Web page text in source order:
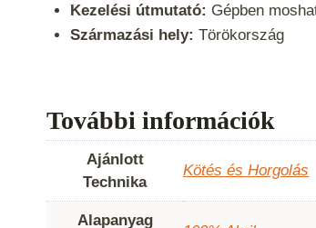
Kezelési útmutató: Gépben
Származási hely: Törökország
További információk
Ajánlott
Technika
Kötés és Horgolás
Alapanyag